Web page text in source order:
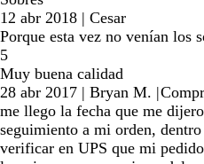
12 abr 2018 | Cesar
Porque esta vez no venían los
5
Muy buena calidad
28 abr 2017 | Bryan M. |
me llego la fecha que me
seguimiento a mi orden,
verificar en UPS que mi